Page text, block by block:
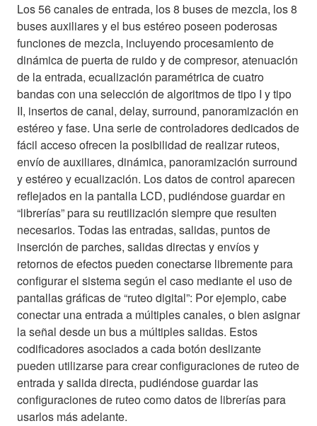
Los 56 canales de entrada, los 8 buses de mezcla, los 8
buses auxiliares y el bus estéreo poseen poderosas
funciones de mezcla, incluyendo procesamiento de
dinámica de puerta de ruido y de compresor, atenuación
de la entrada, ecualización paramétrica de cuatro
bandas con una selección de algoritmos de tipo I y tipo
II, insertos de canal, delay, surround, panoramización en
estéreo y fase. Una serie de controladores dedicados de
fácil acceso ofrecen la posibilidad de realizar ruteos,
envío de auxiliares, dinámica, panoramización surround
y estéreo y ecualización. Los datos de control aparecen
reflejados en la pantalla LCD, pudiéndose guardar en
“librerías” para su reutilización siempre que resulten
necesarios. Todas las entradas, salidas, puntos de
inserción de parches, salidas directas y envíos y
retornos de efectos pueden conectarse libremente para
configurar el sistema según el caso mediante el uso de
pantallas gráficas de “ruteo digital”: Por ejemplo, cabe
conectar una entrada a múltiples canales, o bien asignar
la señal desde un bus a múltiples salidas. Estos
codificadores asociados a cada botón deslizante
pueden utilizarse para crear configuraciones de ruteo de
entrada y salida directa, pudiéndose guardar las
configuraciones de ruteo como datos de librerías para
usarlos más adelante.